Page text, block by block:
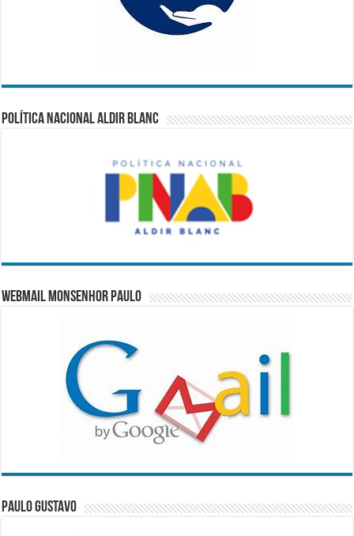
Política Nacional Aldir Blanc
WebMail Monsenhor Paulo
Paulo Gustavo